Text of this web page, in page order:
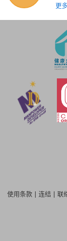
更多
使用条款 | 连结 | 联